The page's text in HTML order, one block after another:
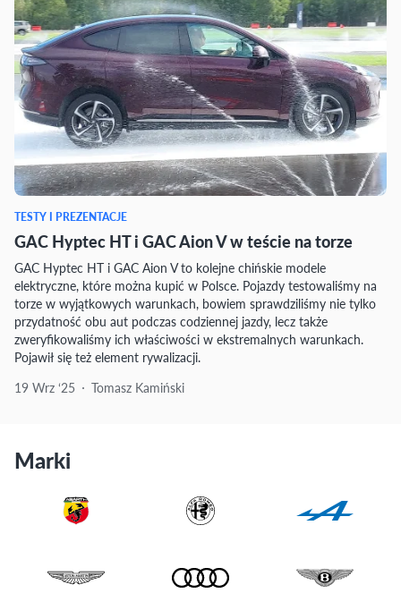
TESTY I PREZENTACJE
GAC Hyptec HT i GAC Aion V w teście na torze
GAC Hyptec HT i GAC Aion V to kolejne chińskie modele
elektryczne, które można kupić w Polsce. Pojazdy testowaliśmy na
torze w wyjątkowych warunkach, bowiem sprawdziliśmy nie tylko
przydatność obu aut podczas codziennej jazdy, lecz także
zweryfikowaliśmy ich właściwości w ekstremalnych warunkach.
Pojawił się też element rywalizacji.
19 Wrz ‘25
Tomasz Kamiński
Marki